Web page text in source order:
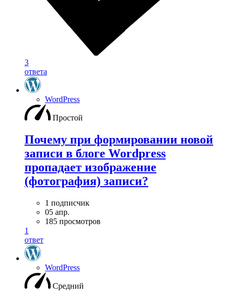
3
ответа
WordPress
Простой
Почему при формировании новой
записи в блоге Wordpress
пропадает изображение
(фотография) записи?
1 подписчик
05 апр.
185 просмотров
1
ответ
WordPress
Средний